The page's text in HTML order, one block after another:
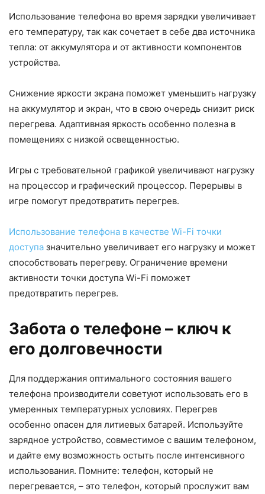
Использование телефона во время зарядки увеличивает
его температуру, так как сочетает в себе два источника
тепла: от аккумулятора и от активности компонентов
устройства.
Снижение яркости экрана поможет уменьшить нагрузку
на аккумулятор и экран, что в свою очередь снизит риск
перегрева. Адаптивная яркость особенно полезна в
помещениях с низкой освещенностью.
Игры с требовательной графикой увеличивают нагрузку
на процессор и графический процессор. Перерывы в
игре помогут предотвратить перегрев.
Использование телефона в качестве Wi-Fi точки
доступа значительно увеличивает его нагрузку и может
способствовать перегреву. Ограничение времени
активности точки доступа Wi-Fi поможет
предотвратить перегрев.
Забота о телефоне – ключ к
его долговечности
Для поддержания оптимального состояния вашего
телефона производители советуют использовать его в
умеренных температурных условиях. Перегрев
особенно опасен для литиевых батарей. Используйте
зарядное устройство, совместимое с вашим телефоном,
и дайте ему возможность остыть после интенсивного
использования. Помните: телефон, который не
перегревается, – это телефон, который прослужит вам